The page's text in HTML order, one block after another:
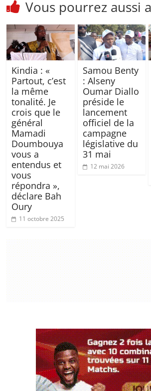
Vous pourrez aussi
Kindia : «
Partout, c’est
la même
tonalité. Je
crois que le
général
Mamadi
Doumbouya
vous a
entendus et
vous
répondra »,
déclare Bah
Oury
11 octobre 2025
Samou Benty
: Alseny
Oumar Diallo
préside le
lancement
officiel de la
campagne
législative du
31 mai
12 mai 2026